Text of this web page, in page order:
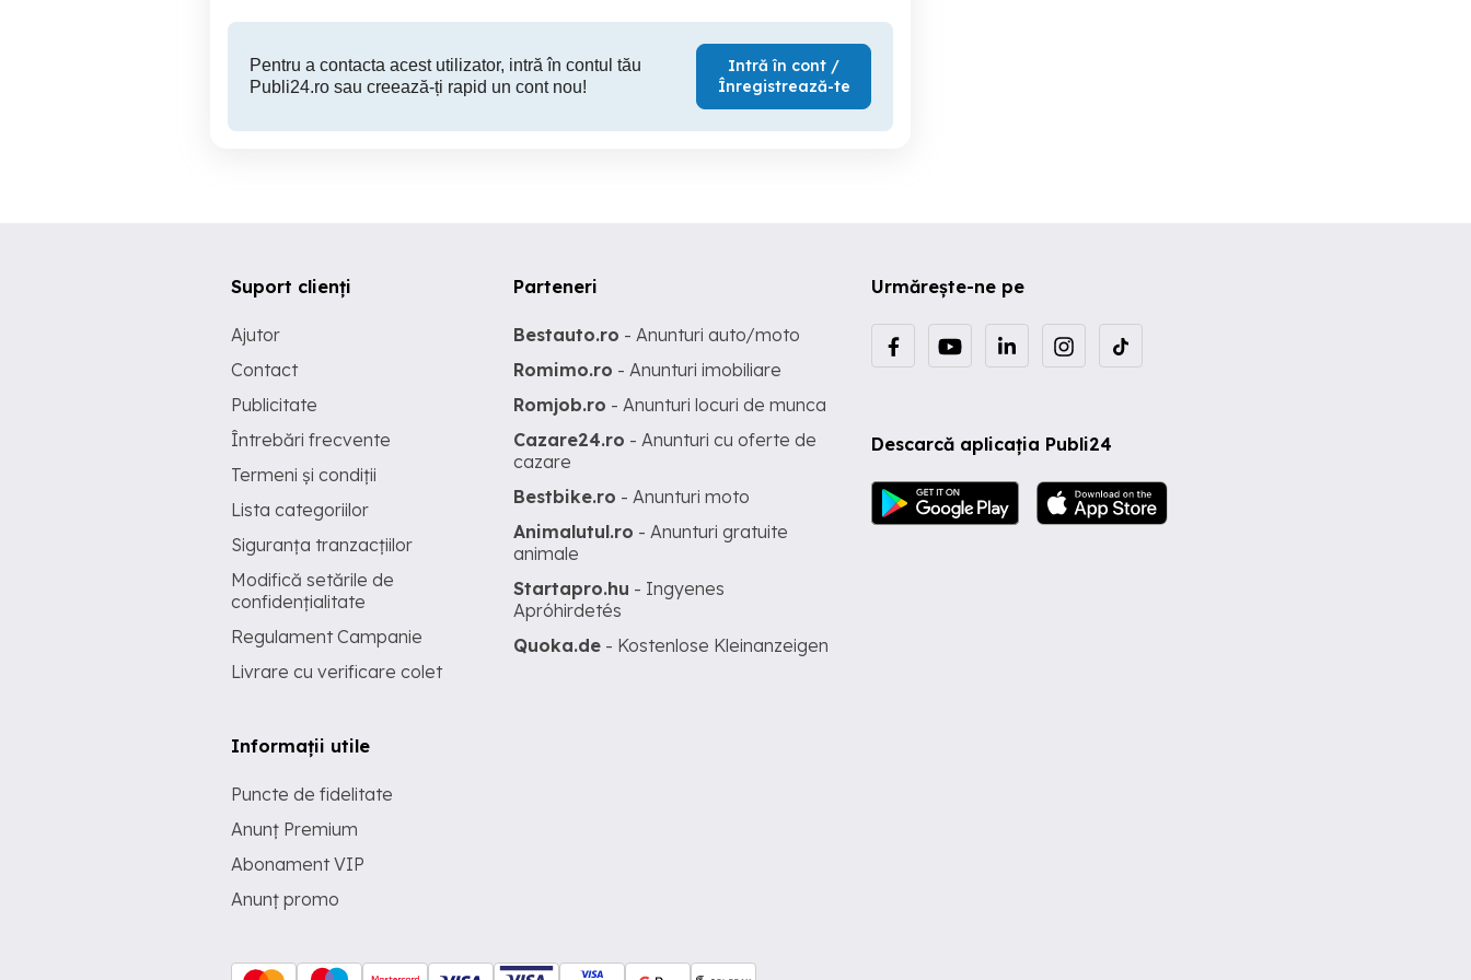
Pentru a contacta acest utilizator, intră în contul tău
Publi24.ro sau creează-ți rapid un cont nou!
Intră în cont /
Înregistrează-te
Urmărește-ne pe
Descarcă aplicația Publi24
Suport clienți
Ajutor
Contact
Publicitate
Întrebări frecvente
Termeni și condiții
Lista categoriilor
Siguranța tranzacțiilor
Modifică setările de
confidențialitate
Regulament Campanie
Livrare cu verificare colet
Informații utile
Puncte de fidelitate
Anunț Premium
Abonament VIP
Anunț promo
Parteneri
Bestauto.ro - Anunturi auto/moto
Romimo.ro - Anunturi imobiliare
Romjob.ro - Anunturi locuri de munca
Cazare24.ro - Anunturi cu oferte de
cazare
Bestbike.ro - Anunturi moto
Animalutul.ro - Anunturi gratuite
animale
Startapro.hu - Ingyenes
Apróhirdetés
Quoka.de - Kostenlose Kleinanzeigen